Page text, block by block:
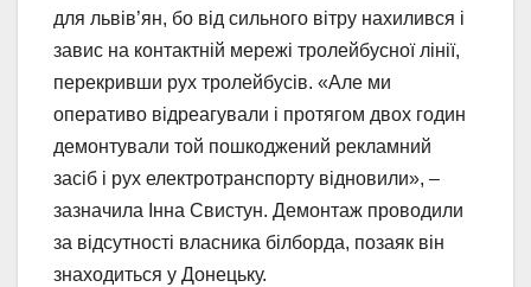
для львів’ян, бо від сильного вітру нахилився і
завис на контактній мережі тролейбусної лінії,
перекривши рух тролейбусів. «Але ми
оперативо відреагували і протягом двох годин
демонтували той пошкоджений рекламний
засіб і рух електротранспорту відновили», –
зазначила Інна Свистун. Демонтаж проводили
за відсутності власника білборда, позаяк він
знаходиться у Донецьку.